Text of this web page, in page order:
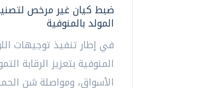
ضبط كيان غير مرخص
المولد بالمنوفية
في إطار تنفيذ توجيهات
المنوفية بتعزيز الرقابة
الأسواق، ومواصلة شن